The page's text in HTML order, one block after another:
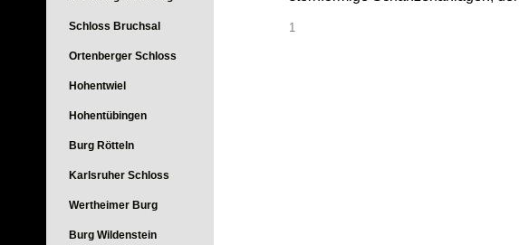
Schloss Bruchsal
Ortenberger Schloss
Hohentwiel
Hohentübingen
Burg Rötteln
Karlsruher Schloss
Wertheimer Burg
Burg Wildenstein
1